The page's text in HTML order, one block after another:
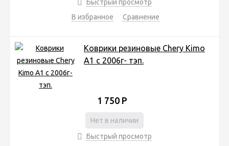
Быстрый просмотр
В избранное
Сравнение
Коврики резиновые Chery Kimo
A1 с 2006г- тэп.
1 750 Р
Нет в наличии
Быстрый просмотр